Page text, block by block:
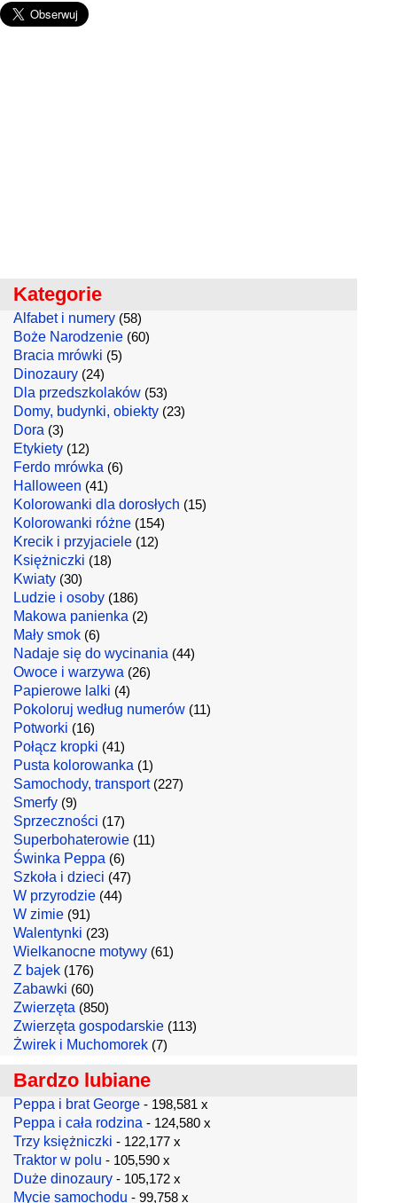
Kategorie
Alfabet i numery (58)
Boże Narodzenie (60)
Bracia mrówki (5)
Dinozaury (24)
Dla przedszkolaków (53)
Domy, budynki, obiekty (23)
Dora (3)
Etykiety (12)
Ferdo mrówka (6)
Halloween (41)
Kolorowanki dla dorosłych (15)
Kolorowanki różne (154)
Krecik i przyjaciele (12)
Księżniczki (18)
Kwiaty (30)
Ludzie i osoby (186)
Makowa panienka (2)
Mały smok (6)
Nadaje się do wycinania (44)
Owoce i warzywa (26)
Papierowe lalki (4)
Pokoloruj według numerów (11)
Potworki (16)
Połącz kropki (41)
Pusta kolorowanka (1)
Samochody, transport(227)
Smerfy (9)
Sprzeczności (17)
Superbohaterowie (11)
Świnka Peppa (6)
Szkoła i dzieci (47)
W przyrodzie (44)
W zimie (91)
Walentynki (23)
Wielkanocne motywy (61)
Z bajek (176)
Zabawki (60)
Zwierzęta (850)
Zwierzęta gospodarskie (113)
Żwirek i Muchomorek (7)
Bardzo lubiane
Peppa i brat George - 198,581 x
Peppa i cała rodzina - 124,580 x
Trzy księżniczki - 122,177 x
Traktor w polu - 105,590 x
Duże dinozaury - 105,172 x
Mycie samochodu - 99,758 x